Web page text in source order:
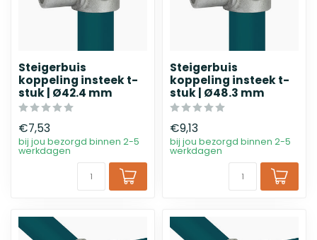
Steigerbuis
koppeling insteek t-
stuk | Ø42.4 mm
€7,53
bij jou bezorgd binnen 2-5
werkdagen
Steigerbuis
koppeling insteek t-
stuk | Ø48.3 mm
€9,13
bij jou bezorgd binnen 2-5
werkdagen